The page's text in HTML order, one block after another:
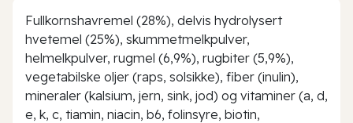
Fullkornshavremel (28%), delvis hydrolysert
hvetemel (25%), skummetmelkpulver,
helmelkpulver, rugmel (6,9%), rugbiter (5,9%),
vegetabilske oljer (raps, solsikke), fiber (inulin),
mineraler (kalsium, jern, sink, jod) og vitaminer (a, d,
e, k, c, tiamin, niacin, b6, folinsyre, biotin,